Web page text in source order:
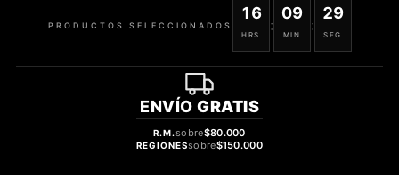
PRODUCTOS SELECCIONADOS
16
HRS
:
09
MIN
:
28
SEG
ENVÍO GRATIS
R.M.sobre$80.000
REGIONESsobre$150.000